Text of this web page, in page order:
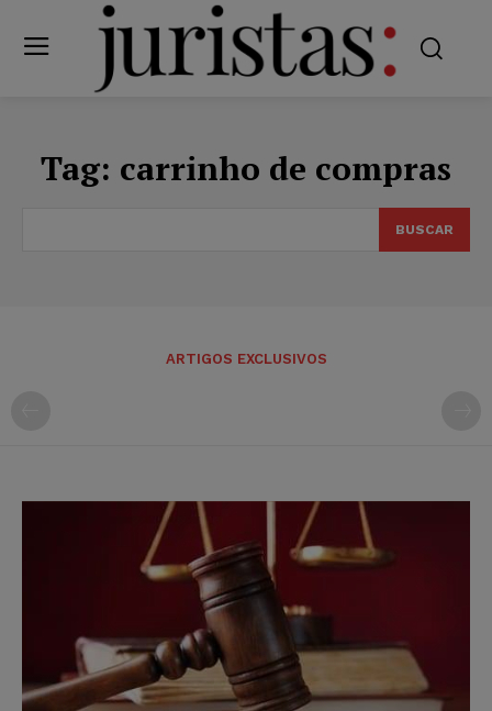
Tag: carrinho de compras
BUSCAR
ARTIGOS EXCLUSIVOS